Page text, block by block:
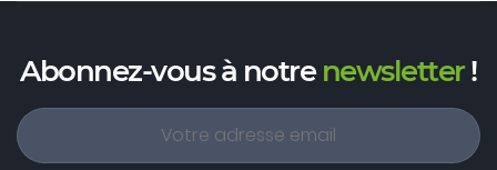
Abonnez-vous à notrenewsletter!